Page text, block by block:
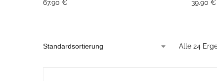
67.90 € 39.90 €
Alle 24